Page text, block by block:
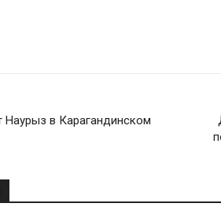
Наурыз в Карагандинском